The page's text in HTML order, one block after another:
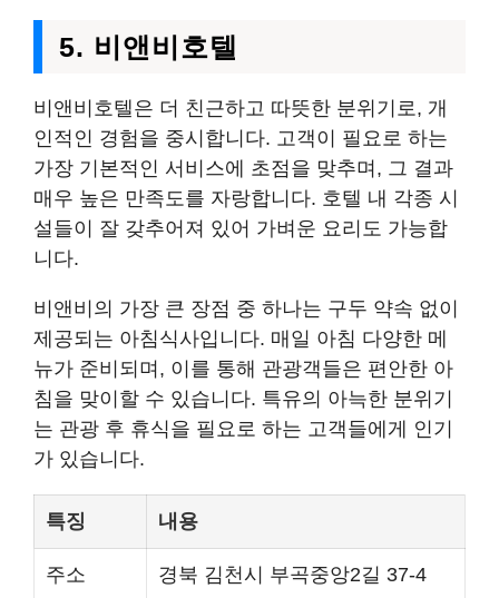
5. 비앤비호텔
비앤비호텔은 더 친근하고 따뜻한 분위기로, 개
인적인 경험을 중시합니다. 고객이 필요로 하는
가장 기본적인 서비스에 초점을 맞추며, 그 결과
매우 높은 만족도를 자랑합니다. 호텔 내 각종 시
설들이 잘 갖추어져 있어 가벼운 요리도 가능합
니다.
비앤비의 가장 큰 장점 중 하나는 구두 약속 없이
제공되는 아침식사입니다. 매일 아침 다양한 메
뉴가 준비되며, 이를 통해 관광객들은 편안한 아
침을 맞이할 수 있습니다. 특유의 아늑한 분위기
는 관광 후 휴식을 필요로 하는 고객들에게 인기
가 있습니다.
특징 내용
주소 경북 김천시 부곡중앙2길 37-4